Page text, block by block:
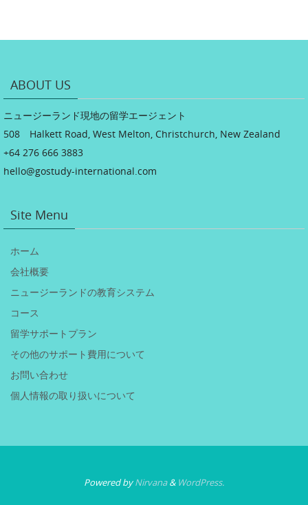
ABOUT US
ニュージーランド現地の留学エージェント
508 Halkett Road, West Melton, Christchurch, New Zealand
+64 276 666 3883
hello@gostudy-international.com
Site Menu
ホーム
会社概要
ニュージーランドの教育システム
コース
留学サポートプラン
その他のサポート費用について
お問い合わせ
個人情報の取り扱いについて
Powered byNirvana& WordPress.